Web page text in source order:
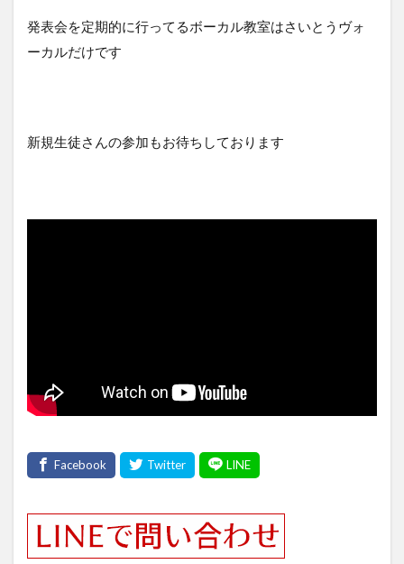
発表会を定期的に行ってるボーカル教室はさいとうヴォ
ーカルだけです
新規生徒さんの参加もお待ちしております